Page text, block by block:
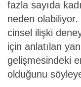
fazla sayıda
neden olabiliyor.
cinsel ilişki
için anlatılan
gelişmesindeki
olduğunu